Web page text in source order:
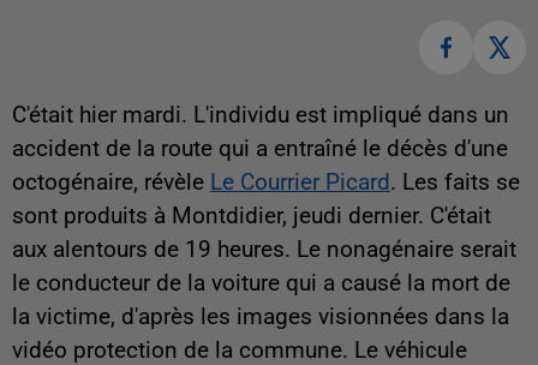
C'était hier mardi. L'individu est impliqué dans un
accident de la route qui a entraîné le décès d'une
octogénaire, révèle Le Courrier Picard. Les faits se
sont produits à Montdidier, jeudi dernier. C'était
aux alentours de 19 heures. Le nonagénaire serait
le conducteur de la voiture qui a causé la mort de
la victime, d'après les images visionnées dans la
vidéo protection de la commune. Le véhicule